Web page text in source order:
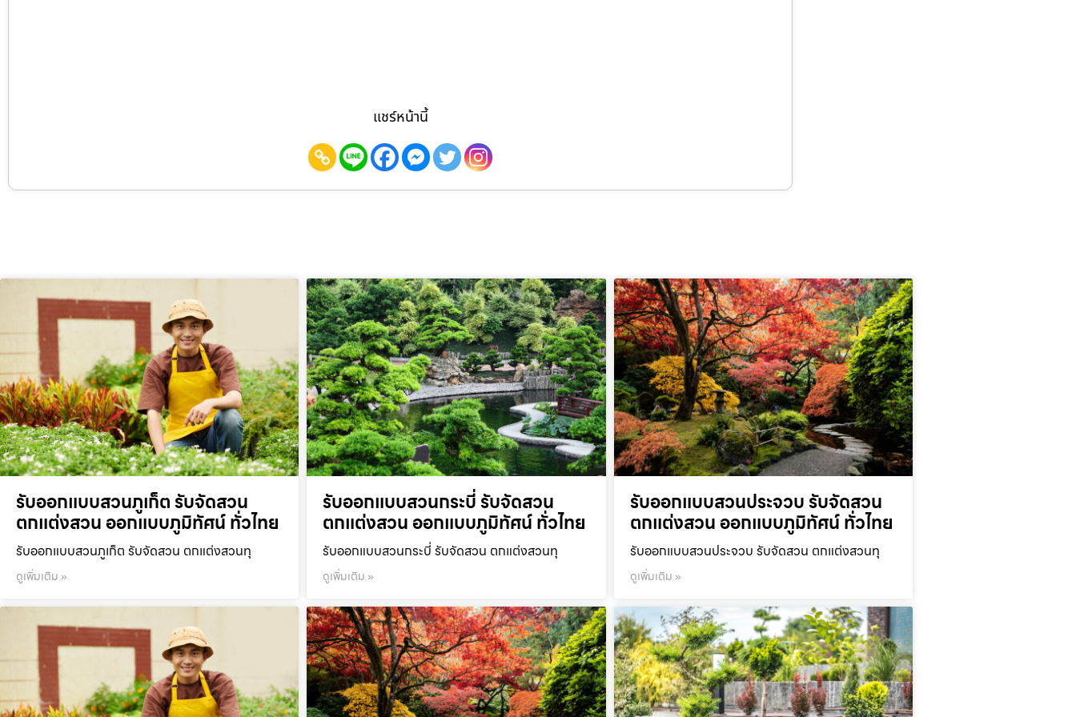
แชร์หน้านี้
รับออกแบบสวนภูเก็ต รับจัดสวน
ตกแต่งสวน ออกแบบภูมิทัศน์ ทั่วไทย
รับออกแบบสวนภูเก็ต รับจัดสวน ตกแต่งสวนทุ
ดูเพิ่มเติม »
รับออกแบบสวนกระบี่ รับจัดสวน
ตกแต่งสวน ออกแบบภูมิทัศน์ ทั่วไทย
รับออกแบบสวนกระบี่ รับจัดสวน ตกแต่งสวนทุ
ดูเพิ่มเติม »
รับออกแบบสวนประจวบ รับจัดสวน
ตกแต่งสวน ออกแบบภูมิทัศน์ ทั่วไทย
รับออกแบบสวนประจวบ รับจัดสวน ตกแต่งสวนทุ
ดูเพิ่มเติม »